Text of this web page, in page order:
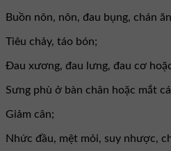
Buồn nôn, nôn, đau bụng, chán
Tiêu chảy, táo bón;
Đau xương, đau lưng, đau cơ
Sưng phù ở bàn chân hoặc mắt
Giảm cân;
Nhức đầu, mệt mỏi, suy nhược,